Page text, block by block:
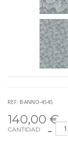
REF: B-ANNO-4545
140,00 €
CANTIDAD